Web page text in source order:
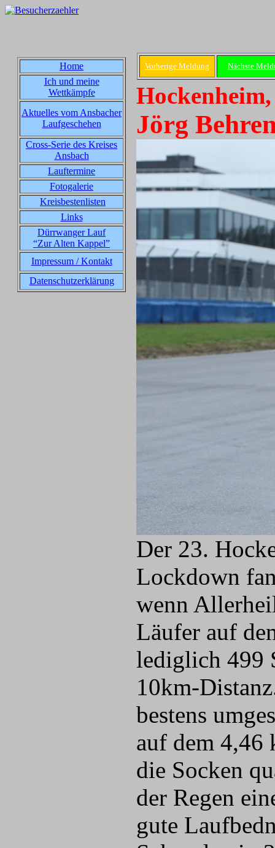
Home
Ich und meine
Wettkämpfe
Aktuelles vom Ansbacher
Laufgeschehen
Cross-Serie des Kreises
Ansbach
Lauftermine
Fotogalerie
Kreisbestenlisten
Links
Dürrwanger Lauf
“Zur Alten Kappel”
Impressum / Kontakt
Datenschutzerklärung
Vorherige Meldung Nächste
Jörg
Der 23.
Lockdown
wenn
Läufer auf
lediglich 499
10km-
bestens
auf dem 4,46
die Socken
der Regen
gute